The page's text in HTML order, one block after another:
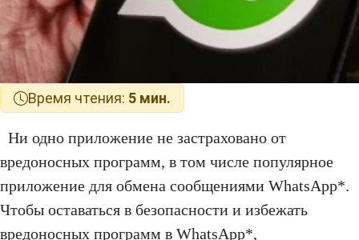
Время чтения: 5 мин.
Ни одно приложение не застраховано от
вредоносных программ, в том числе популярное
приложение для обмена сообщениями WhatsApp*.
Чтобы оставаться в безопасности и избежать
вредоносных программ в WhatsApp*,